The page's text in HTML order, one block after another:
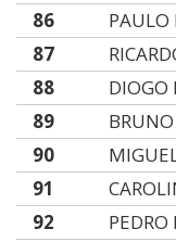
86
PAULO
87
88
DIOGO
89
90
91
92
PEDRO